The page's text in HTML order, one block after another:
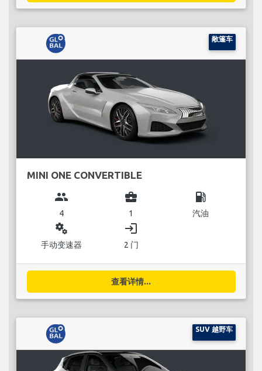
敞篷车
MINI ONE CONVERTIBLE
group
4
business_center
1
local_gas_station
汽油
miscellaneous_services
手动变速器
login
2 门
查看详情...
SUV 越野车